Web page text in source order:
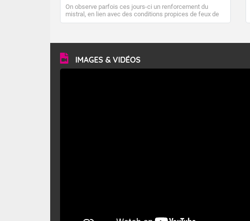
On observe parfois ces jours-ci un renforcement du
mistral, en lien avec des conditions propices de feux de
forêt. Mais qu'est-ce que le mistral ? Quelles sont ses
vitesse moyenne de 50 km/h et atteindre 80 à 100 km/h
en rafales, parfois davantage. Il parcourt la basse vallée
du Rhône et la Provence et envahit le littoral
méditerranéen à partir de la Camargue.
IMAGES & VIDÉOS